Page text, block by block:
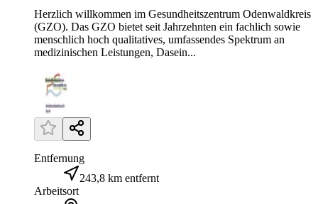
Herzlich willkommen im Gesundheitszentrum Odenwaldkreis
(GZO). Das GZO bietet seit Jahrzehnten ein fachlich sowie
menschlich hoch qualitatives, umfassendes Spektrum an
medizinischen Leistungen, Dasein...
Entfernung
243,8 km entfernt
Arbeitsort